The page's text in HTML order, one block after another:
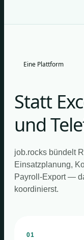
Eine Plattform
Statt
und
job.rocks bündelt
Einsatzplanung,
Payroll-Export —
koordinierst.
01